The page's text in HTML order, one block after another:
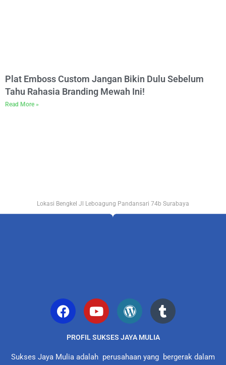
Plat Emboss Custom Jangan Bikin Dulu Sebelum
Tahu Rahasia Branding Mewah Ini!
Read More »
Lokasi Bengkel Jl Leboagung Pandansari 74b Surabaya
PROFIL SUKSES JAYA MULIA
Sukses Jaya Mulia adalah perusahaan yang bergerak dalam